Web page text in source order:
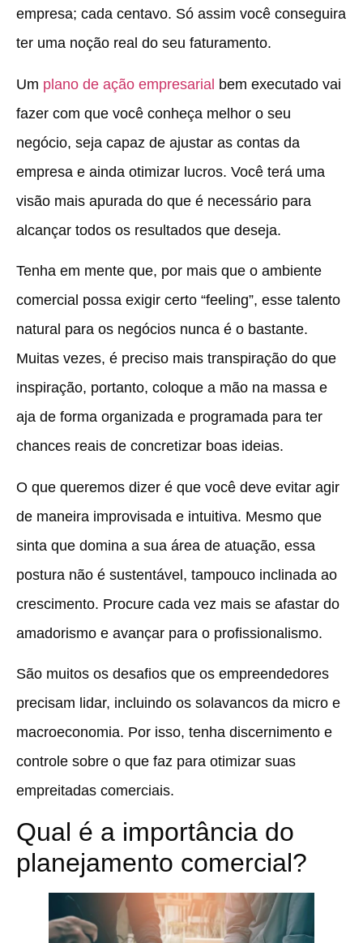
empresa; cada centavo. Só assim você conseguira
ter uma noção real do seu faturamento.
Um plano de ação empresarial bem executado vai
fazer com que você conheça melhor o seu
negócio, seja capaz de ajustar as contas da
empresa e ainda otimizar lucros. Você terá uma
visão mais apurada do que é necessário para
alcançar todos os resultados que deseja.
Tenha em mente que, por mais que o ambiente
comercial possa exigir certo “feeling”, esse talento
natural para os negócios nunca é o bastante.
Muitas vezes, é preciso mais transpiração do que
inspiração, portanto, coloque a mão na massa e
aja de forma organizada e programada para ter
chances reais de concretizar boas ideias.
O que queremos dizer é que você deve evitar agir
de maneira improvisada e intuitiva. Mesmo que
sinta que domina a sua área de atuação, essa
postura não é sustentável, tampouco inclinada ao
crescimento. Procure cada vez mais se afastar do
amadorismo e avançar para o profissionalismo.
São muitos os desafios que os empreendedores
precisam lidar, incluindo os solavancos da micro e
macroeconomia. Por isso, tenha discernimento e
controle sobre o que faz para otimizar suas
empreitadas comerciais.
Qual é a importância do
planejamento comercial?